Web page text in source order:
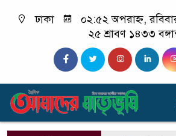
ঢাকা
০২:৫২ অপরাহ্ন,
২৫ শ্রাবণ ১৪৩৩